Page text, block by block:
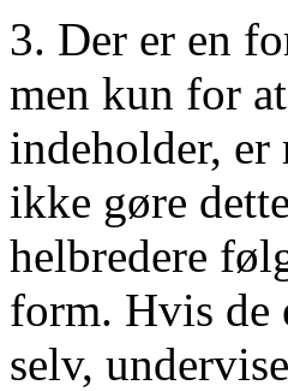
3. Der er en
men kun for
indeholder, er
ikke gøre
helbredere
form. Hvis de
selv,